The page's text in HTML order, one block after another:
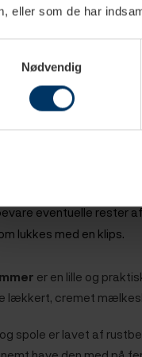
eller som de har
Nødvendig
er en elegant og
et smukt kobber
udstyret med et
naturligvis indstilles, så
indbygget
eventuelle rester
lukkes med en klips.
er en lille og
lækkert, cremet
spole er lavet af